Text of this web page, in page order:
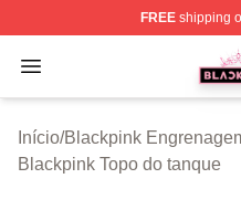
FREEshipping
Open menu
BLACKPINK Shop -
Início/Blackpink
Blackpink Topo do tanque